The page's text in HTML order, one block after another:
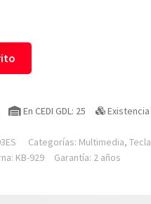
En CEDI GDL: 25
Categorías: Multimedia,
KB-929 Garantía: 2 años